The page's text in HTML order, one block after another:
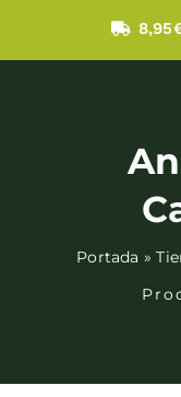
Conservas
Portada »